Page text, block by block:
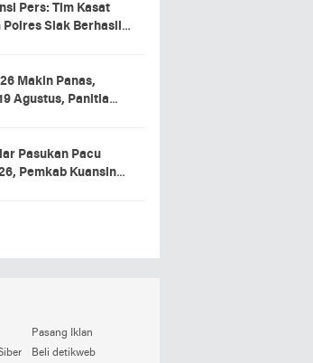
Pers: Tim Kasat
Polres Siak Berhasil
Makin Panas,
Agustus, Panitia
Pasukan Pacu
Pemkab Kuansing
Pasang Iklan
Beli detikweb